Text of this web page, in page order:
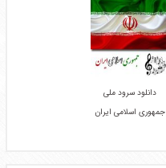
دانلود سرود ملی
جمهوری اسلامی ایران